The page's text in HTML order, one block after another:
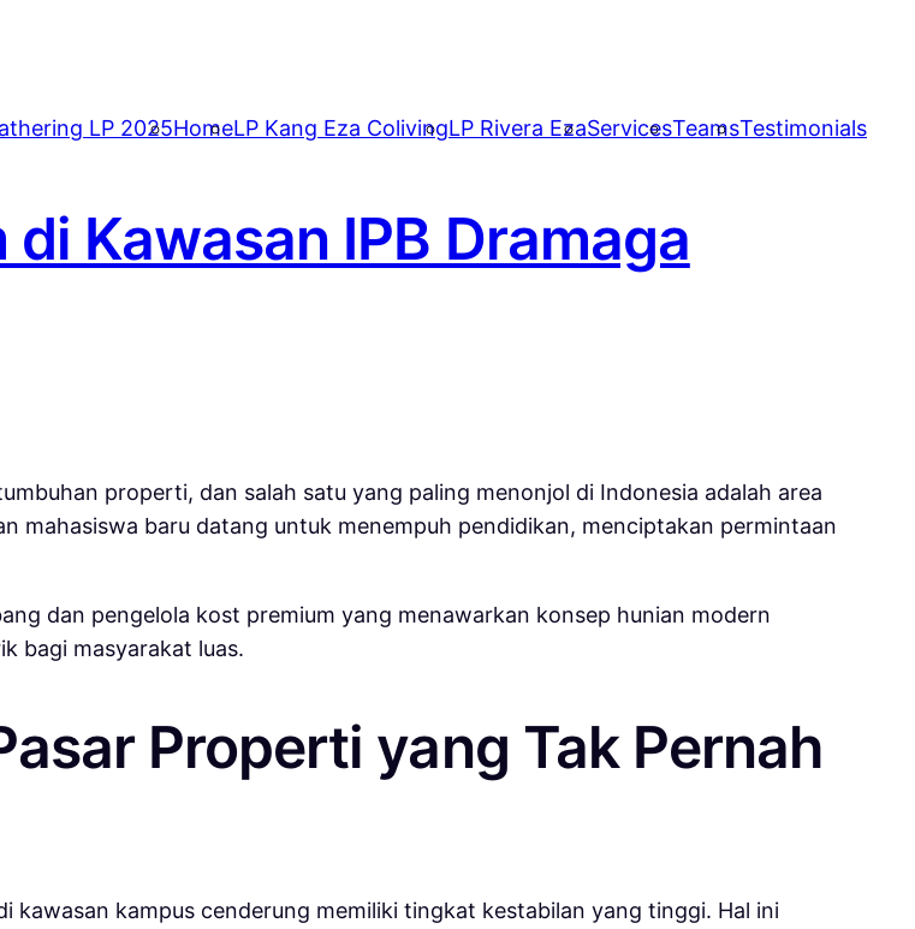
LP 2025HomeLP Kang Eza ColivingLP Rivera EzaServicesTeamsTestimonials
Kawasan IPB Dramaga
properti, dan salah satu yang paling menonjol di Indonesia adalah area
mahasiswa baru datang untuk menempuh pendidikan, menciptakan permintaan
dan pengelola kost premium yang menawarkan konsep hunian modern
bagi masyarakat luas.
Properti yang Tak Pernah
kampus cenderung memiliki tingkat kestabilan yang tinggi. Hal ini